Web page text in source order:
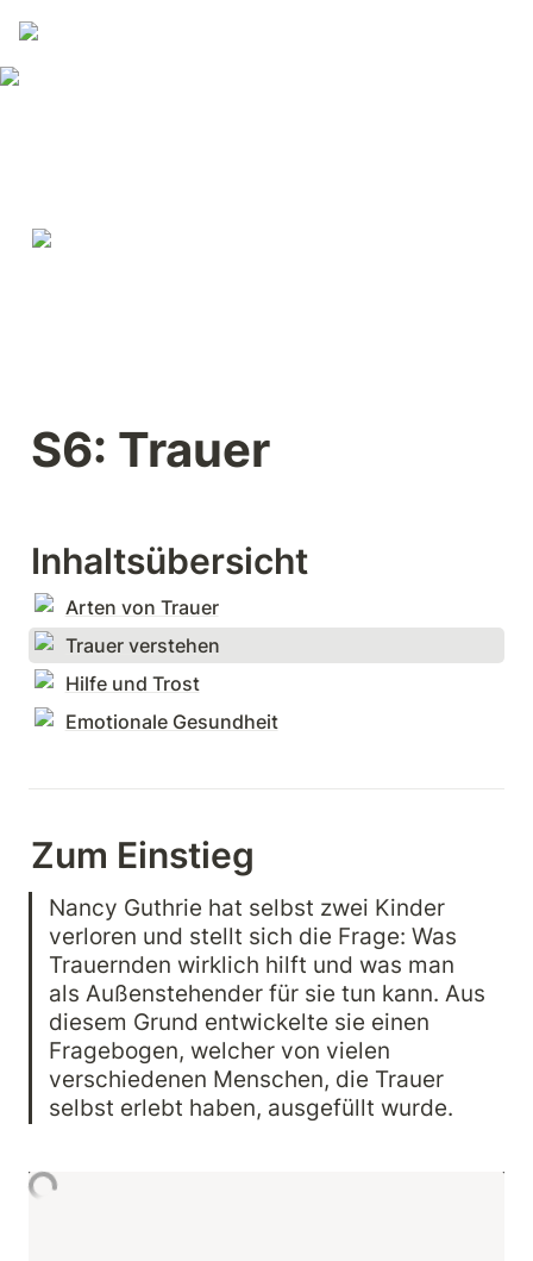
S6: Trauer
Inhaltsübersicht
Arten von Trauer
Trauer verstehen
Hilfe und Trost
Emotionale Gesundheit
Zum Einstieg
Nancy Guthrie hat selbst zwei Kinder
verloren und stellt sich die Frage: Was
Trauernden wirklich hilft und was man
als Außenstehender für sie tun kann. Aus
diesem Grund entwickelte sie einen
Fragebogen, welcher von vielen
verschiedenen Menschen, die Trauer
selbst erlebt haben, ausgefüllt wurde.